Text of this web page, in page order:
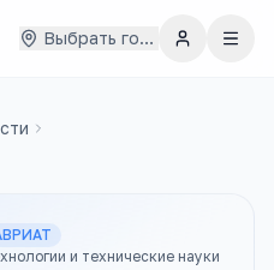
Выбрать город
и технические науки